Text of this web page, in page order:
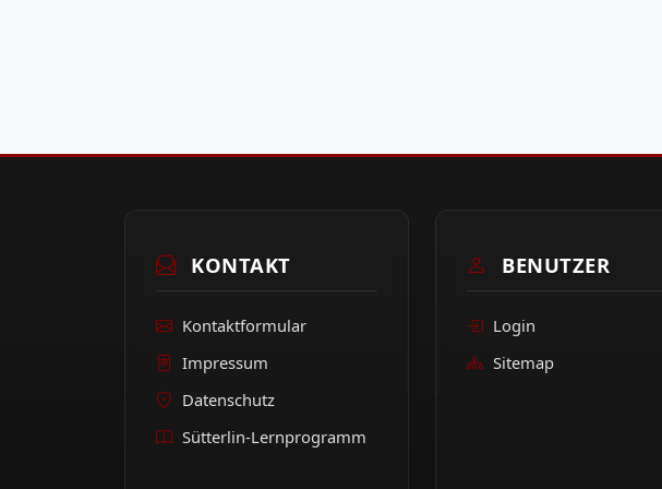
KONTAKT
Kontaktformular
Impressum
Datenschutz
Sütterlin-Lernprogramm
BENUTZER
Login
Sitemap